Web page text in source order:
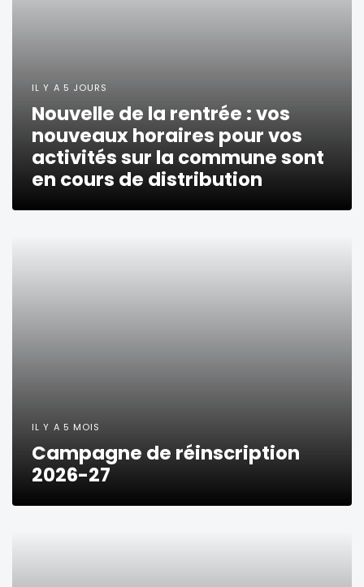
IL Y A 5 JOURS
Nouvelle de la rentrée : vos
nouveaux horaires pour vos
activités sur la commune sont
en cours de distribution
IL Y A 5 MOIS
Campagne de réinscription
2026-27